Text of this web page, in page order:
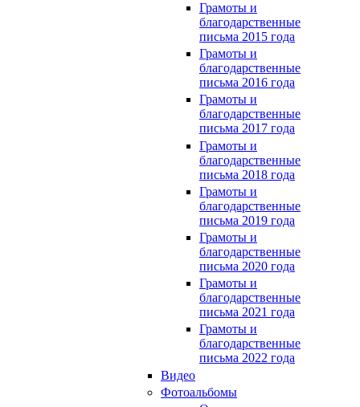
Грамоты и
благодарственные
письма 2015 года
Грамоты и
благодарственные
письма 2016 года
Грамоты и
благодарственные
письма 2017 года
Грамоты и
благодарственные
письма 2018 года
Грамоты и
благодарственные
письма 2019 года
Грамоты и
благодарственные
письма 2020 года
Грамоты и
благодарственные
письма 2021 года
Грамоты и
благодарственные
письма 2022 года
Видео
Фотоальбомы